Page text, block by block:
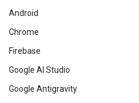
Android
Chrome
Firebase
Google AI Studio
Google Antigravity